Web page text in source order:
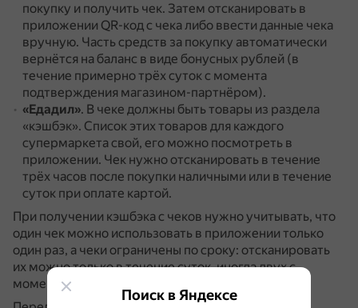
покупку и получить чек. Затем отсканировать в
приложении QR-код с чека либо ввести данные чека
вручную. Часть средств за покупку автоматически
вернётся на баланс в виде бонусных рублей (в
течение примерно трёх суток с момента
подтверждения магазином-партнёром).
«Едадил». В чеке должны быть товары из раздела
«кэшбэк». Список этих товаров для каждого
супермаркета свой, его можно посмотреть в
приложении. Чек нужно отсканировать в течение
трёх часов после покупки наличными или в течение
суток при оплате картой.
При получении кэшбэка с чеков нужно учитывать, что
один чек можно использовать в приложении только
один раз, а чеки ограничены по сроку: отсканировать
их можно только в течение суток, иногда двух с
момента оплаты.
Поиск в Яндексе